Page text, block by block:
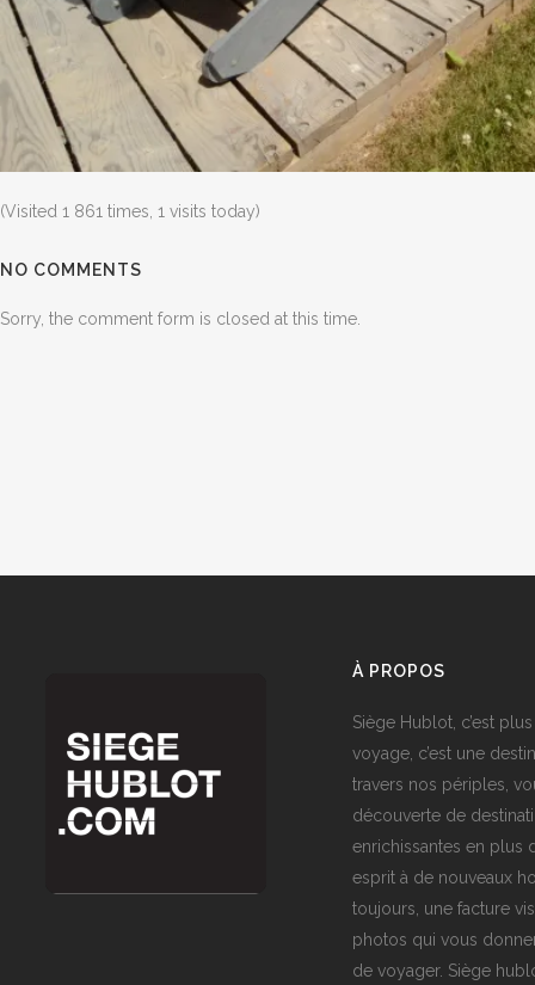
(Visited 1 861 times, 1 visits today)
NO COMMENTS
Sorry, the comment form is closed at this time.
À PROPOS
Siège Hublot, c’est
voyage, c’est une
travers nos périples,
découverte de
enrichissantes en plus
esprit à de nouveaux
toujours, une facture
photos qui vous
de voyager. Siège